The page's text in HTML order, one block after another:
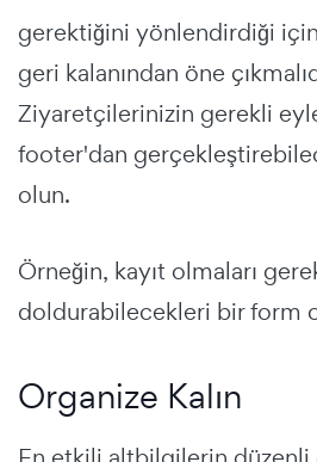
gerektiğini yönlendirdiği
geri kalanından öne
Ziyaretçilerinizin gerekli
footer'dan
olun.
Örneğin, kayıt olmaları
doldurabilecekleri bir form
Organize Kalın